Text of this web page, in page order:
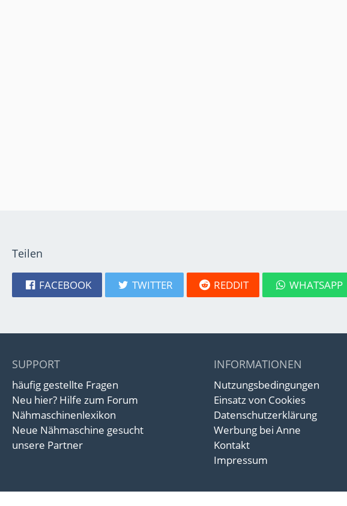
Teilen
FACEBOOK TWITTER REDDIT WHATSAPP
SUPPORT
häufig gestellte Fragen
Neu hier? Hilfe zum Forum
Nähmaschinenlexikon
Neue Nähmaschine gesucht
unsere Partner
INFORMATIONEN
Nutzungsbedingungen
Einsatz von Cookies
Datenschutzerklärung
Werbung bei Anne
Kontakt
Impressum